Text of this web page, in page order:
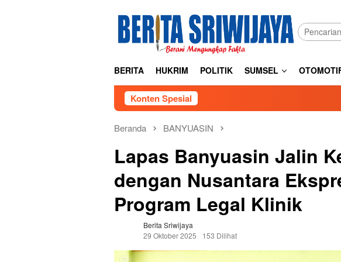
BERITA HUKRIM POLITIK SUMSEL
Konten Spesial
Beranda BANYUASIN
Lapas Banyuasin Jalin
dengan Nusantara
Program Legal Klinik
Berita Sriwijaya
29 Oktober 2025
153 Dilihat